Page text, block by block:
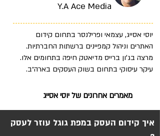
Y.A Ace Media
יוסי אסייג, עצמאי ופרילנסר בתחום קידום
האתרים וניהול קמפיינים ברשתות החברתיות.
מרצה בג’ון ברייס מדיאטק חיפה בתחומים אלו.
עיקר עיסוקי בתחום בשוק העסקים בארה״ב.
מאמרים אחרונים של יוסי אסייג
איך קידום העסק במפת גוגל עוזר לעסק